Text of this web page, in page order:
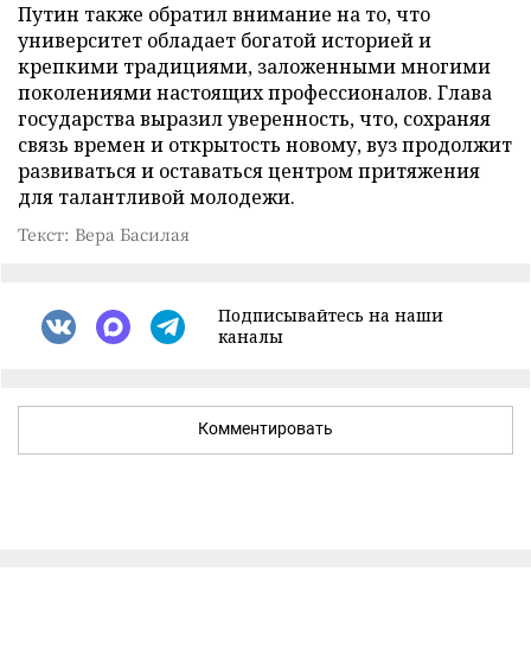
Путин также обратил внимание на то, что
университет обладает богатой историей и
крепкими традициями, заложенными многими
поколениями настоящих профессионалов. Глава
государства выразил уверенность, что, сохраняя
связь времен и открытость новому, вуз продолжит
развиваться и оставаться центром притяжения
для талантливой молодежи.
Текст: Вера Басилая
Подписывайтесь на наши
каналы
Комментировать